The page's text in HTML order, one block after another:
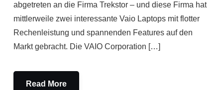
abgetreten an die Firma Trekstor – und diese Firma hat
mittlerweile zwei interessante Vaio Laptops mit flotter
Rechenleistung und spannenden Features auf den
Markt gebracht. Die VAIO Corporation […]
Read More